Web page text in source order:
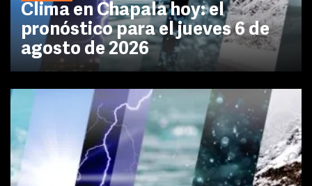
Clima en Chapala hoy: el
pronóstico para el jueves 6 de
agosto de 2026